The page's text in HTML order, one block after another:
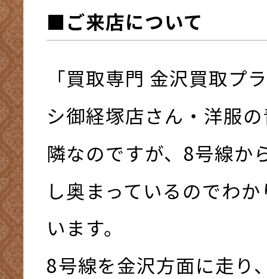
■ご来店について
「買取専門 金沢買取プ
シ御経塚店さん・洋服
隣なのですが、8号線か
し奥まっているのでわ
います。
8号線を金沢方面に走り